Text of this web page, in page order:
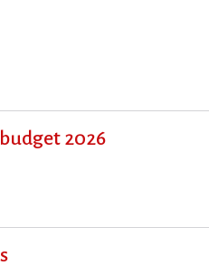
2026